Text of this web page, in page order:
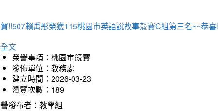
!!507賴禹彤榮獲115桃園市英語說故事競賽C組第三名~~恭喜
文
榮譽事項：桃園市競賽
發佈單位：教務處
建立時間：2026-03-23
瀏覽次數：189
發布者：教學組